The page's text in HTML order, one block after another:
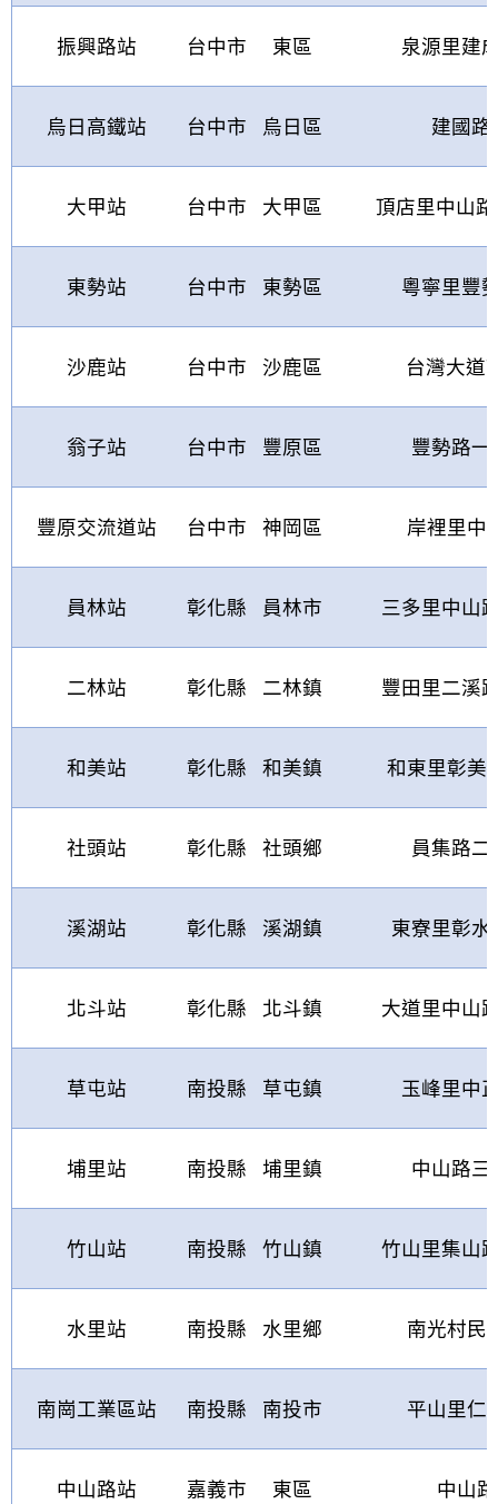
振興路站 台中市 東區 泉源里建
烏日高鐵站 台中市 烏日區 建國路
大甲站 台中市 大甲區 頂店里中山
東勢站 台中市 東勢區 粵寧里豐
沙鹿站 台中市 沙鹿區 台灣大道7
翁子站 台中市 豐原區 豐勢路一
豐原交流道站 台中市 神岡區 岸裡里中
員林站 彰化縣 員林市 三多里中山
二林站 彰化縣 二林鎮 豐田里二溪
和美站 彰化縣 和美鎮 和東里彰美
社頭站 彰化縣 社頭鄉 員集路二
溪湖站 彰化縣 溪湖鎮 東寮里彰水
北斗站 彰化縣 北斗鎮 大道里中山
草屯站 南投縣 草屯鎮 玉峰里中
埔里站 南投縣 埔里鎮 中山路三
竹山站 南投縣 竹山鎮 竹山里集山
水里站 南投縣 水里鄉 南光村民
南崗工業區站 南投縣 南投市 平山里仁
中山路站 嘉義市 東區 中山路